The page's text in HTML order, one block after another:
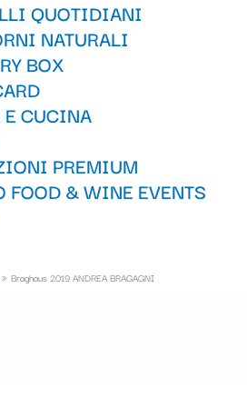
QUOTIDIANI
NATURALI
BOX
CUCINA
PREMIUM
FOOD & WINE EVENTS
Braghaus 2019 ANDREA BRAGAGNI